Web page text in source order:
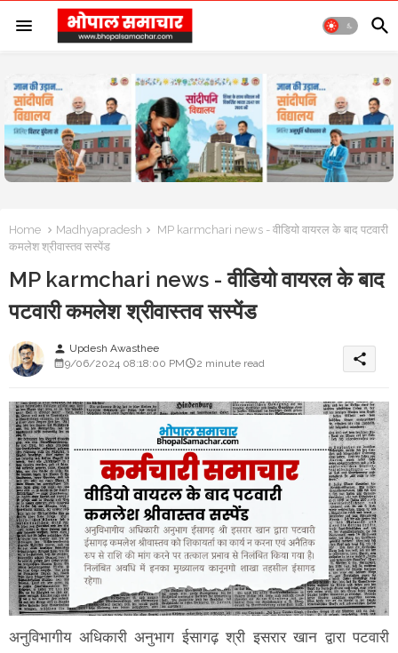
Home Madhyapradesh
MP karmchari news - वीडियो वायरल के बाद पटवारी
कमलेश श्रीवास्तव सस्पेंड
MP karmchari news - वीडियो वायरल के बाद
पटवारी कमलेश श्रीवास्तव सस्पेंड
person Updesh Awasthee
9/06/2024 08:18:00 PM
2 minute read share
अनुविभागीय अधिकारी अनुभाग ईसागढ़ श्री इसरार खान द्वारा पटवारी